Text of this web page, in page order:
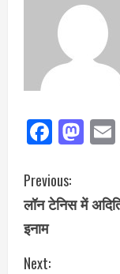
Previous:
लॉन टेनिस में
इनाम
Next: